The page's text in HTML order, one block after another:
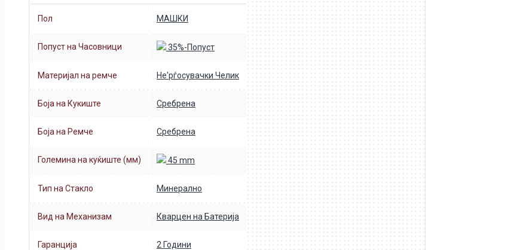
Пол МАШКИ
Попуст на Часовници 35%-Попуст
Материјал на ремче Не'рѓосувачки Челик
Боја на Кукиште Сребрена
Боја на Ремче Сребрена
Големина на куќиште (мм) 45 mm
Тип на Стакло Минерално
Вид на Механизам Кварцен на Батерија
Гаранција 2 Години